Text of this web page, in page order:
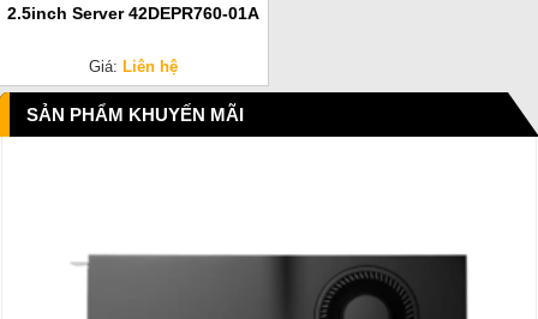
2.5inch Server 42DEPR760-01A
Giá: Liên hệ
SẢN PHẨM KHUYẾN MÃI